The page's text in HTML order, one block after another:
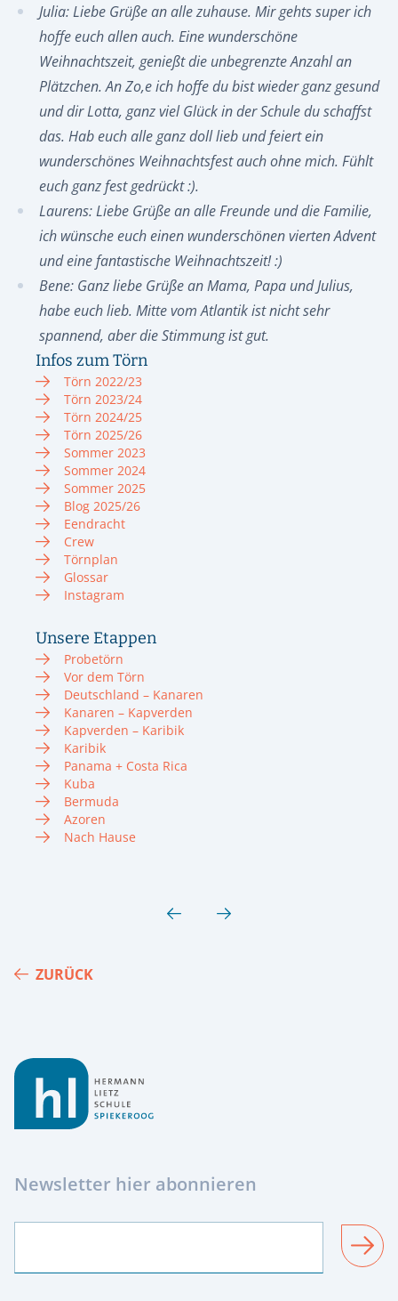
Julia: Liebe Grüße an alle zuhause. Mir gehts super ich
hoffe euch allen auch. Eine wunderschöne
Weihnachtszeit, genießt die unbegrenzte Anzahl an
Plätzchen. An Zo,e ich hoffe du bist wieder ganz gesund
und dir Lotta, ganz viel Glück in der Schule du schaffst
das. Hab euch alle ganz doll lieb und feiert ein
wunderschönes Weihnachtsfest auch ohne mich. Fühlt
euch ganz fest gedrückt :).
Laurens: Liebe Grüße an alle Freunde und die Familie,
ich wünsche euch einen wunderschönen vierten Advent
und eine fantastische Weihnachtszeit! :)
Bene: Ganz liebe Grüße an Mama, Papa und Julius,
habe euch lieb. Mitte vom Atlantik ist nicht sehr
spannend, aber die Stimmung ist gut.
Infos zum Törn
Törn 2022/23
Törn 2023/24
Törn 2024/25
Törn 2025/26
Sommer 2023
Sommer 2024
Sommer 2025
Blog 2025/26
Eendracht
Crew
Törnplan
Glossar
Instagram
Unsere Etappen
Probetörn
Vor dem Törn
Deutschland – Kanaren
Kanaren – Kapverden
Kapverden – Karibik
Karibik
Panama + Costa Rica
Kuba
Bermuda
Azoren
Nach Hause
ZURÜCK
Newsletter hier abonnieren
SENDEN